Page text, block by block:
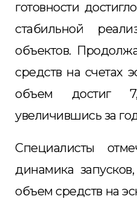
готовности
стабильной
объектов.
средств на счетах
объем достиг
увеличившись за
Специалисты
динамика
объем средств на